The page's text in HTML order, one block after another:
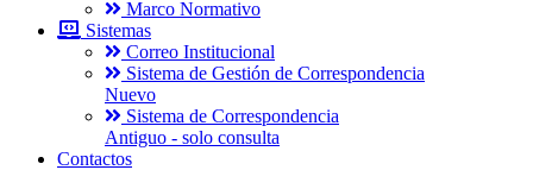
Marco Normativo
Sistemas
Correo Institucional
Sistema de Gestión de Correspondencia
Nuevo
Sistema de Correspondencia
Antiguo - solo consulta
Contactos